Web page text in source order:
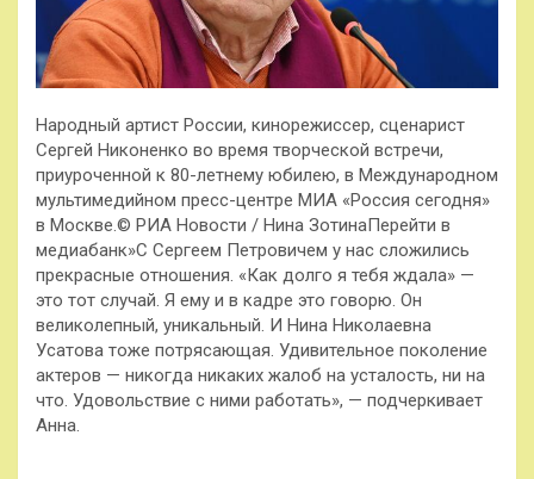
Народный артист России, кинорежиссер, сценарист
Сергей Никоненко во время творческой встречи,
приуроченной к 80-летнему юбилею, в Международном
мультимедийном пресс-центре МИА «Россия сегодня»
в Москве.© РИА Новости / Нина ЗотинаПерейти в
медиабанк»С Сергеем Петровичем у нас сложились
прекрасные отношения. «Как долго я тебя ждала» —
это тот случай. Я ему и в кадре это говорю. Он
великолепный, уникальный. И Нина Николаевна
Усатова тоже потрясающая. Удивительное поколение
актеров — никогда никаких жалоб на усталость, ни на
что. Удовольствие с ними работать», — подчеркивает
Анна.